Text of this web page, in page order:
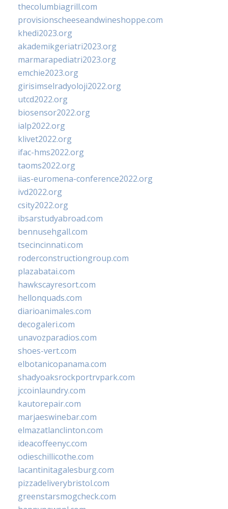
thecolumbiagrill.com
provisionscheeseandwineshoppe.com
khedi2023.org
akademikgeriatri2023.org
marmarapediatri2023.org
emchie2023.org
girisimselradyoloji2022.org
utcd2022.org
biosensor2022.org
ialp2022.org
klivet2022.org
ifac-hms2022.org
taoms2022.org
iias-euromena-conference2022.org
ivd2022.org
csity2022.org
ibsarstudyabroad.com
bennusehgall.com
tsecincinnati.com
roderconstructiongroup.com
plazabatai.com
hawkscayresort.com
hellonquads.com
diarioanimales.com
decogaleri.com
unavozparadios.com
shoes-vert.com
elbotanicopanama.com
shadyoaksrockportrvpark.com
jccoinlaundry.com
kautorepair.com
marjaeswinebar.com
elmazatlanclinton.com
ideacoffeenyc.com
odieschillicothe.com
lacantinitagalesburg.com
pizzadeliverybristol.com
greenstarsmogcheck.com